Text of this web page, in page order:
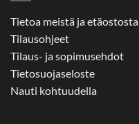
Tietoa meistä ja etäostosta
Tilausohjeet
Tilaus- ja sopimusehdot
Tietosuojaseloste
Nauti kohtuudella